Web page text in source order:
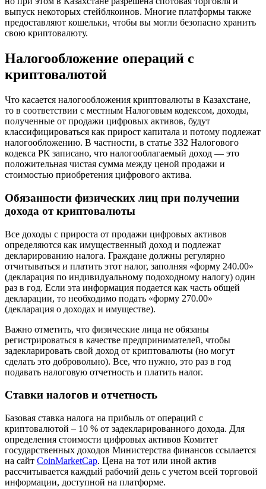
выпуск некоторых стейблкоинов. Многие платформы также
предоставляют кошельки, чтобы вы могли безопасно хранить
свою криптовалюту.
Налогообложение операций с
криптовалютой
Что касается налогообложения криптовалюты в Казахстане,
то в соответствии с местным Налоговым кодексом, доходы,
полученные от продажи цифровых активов, будут
классифицироваться как прирост капитала и потому подлежат
налогообложению. В частности, в статье 332 Налогового
кодекса РК записано, что налогооблагаемый доход — это
положительная чистая сумма между ценой продажи и
стоимостью приобретения цифрового актива.
Обязанности физических лиц при получении
дохода от криптовалюты
Все доходы с прироста от продажи цифровых активов
определяются как имущественный доход и подлежат
декларированию налога. Граждане должны регулярно
отчитываться и платить этот налог, заполняя «форму 240.00»
(декларация по индивидуальному подоходному налогу) один
раз в год. Если эта информация подается как часть общей
декларации, то необходимо подать «форму 270.00»
(декларация о доходах и имуществе).
Важно отметить, что физические лица не обязаны
регистрироваться в качестве предпринимателей, чтобы
задекларировать свой доход от криптовалюты (но могут
сделать это добровольно). Все, что нужно, это раз в год
подавать налоговую отчетность и платить налог.
Ставки налогов и отчетность
Базовая ставка налога на прибыль от операций с
криптовалютой – 10 % от задекларированного дохода. Для
определения стоимости цифровых активов Комитет
государственных доходов Министерства финансов ссылается
на сайт CoinMarketCap. Цена на тот или иной актив
рассчитывается каждый рабочий день с учетом всей торговой
информации, доступной на платформе.